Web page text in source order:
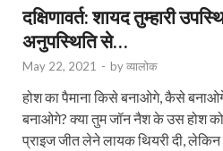
दक्षिणावर्त: शायद तुम्हारी
अनुपस्थिति से…
May 22, 2021 - byव्यालोक
होश का पैमाना किसे बनाओगे, कैसे
बनाओगे? क्या तुम जॉन नैश के उस होश
प्राइज जीत लेने लायक थियरी दी,